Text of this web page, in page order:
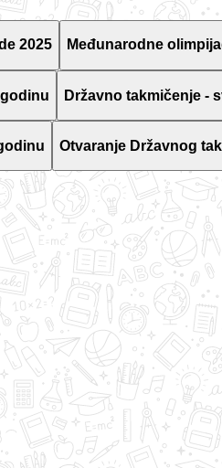
2025 Međunarodne
Državno takmičenje -
Otvaranje Državnog